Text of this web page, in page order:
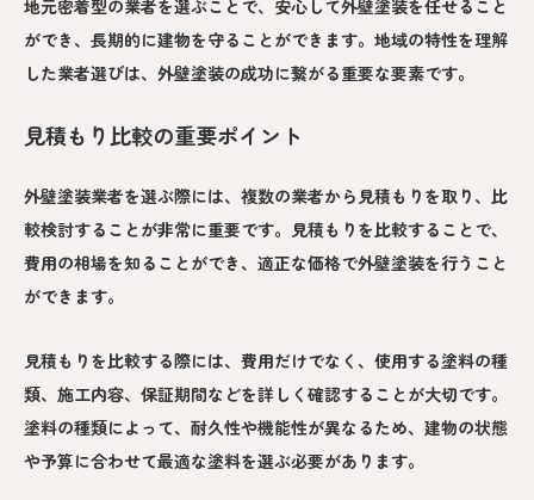
地元密着型の業者を選ぶことで、安心して外壁塗装を任せること
ができ、長期的に建物を守ることができます。地域の特性を理解
した業者選びは、外壁塗装の成功に繋がる重要な要素です。
見積もり比較の重要ポイント
外壁塗装業者を選ぶ際には、複数の業者から見積もりを取り、比
較検討することが非常に重要です。見積もりを比較することで、
費用の相場を知ることができ、適正な価格で外壁塗装を行うこと
ができます。
見積もりを比較する際には、費用だけでなく、使用する塗料の種
類、施工内容、保証期間などを詳しく確認することが大切です。
塗料の種類によって、耐久性や機能性が異なるため、建物の状態
や予算に合わせて最適な塗料を選ぶ必要があります。